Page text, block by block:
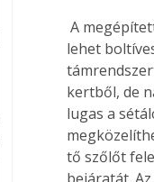
A megépített támrendszer függvényében többféle lugasformát alakíthatunk ki. A lugas
lehet
kertből, de
lugas a
tő szőlőt